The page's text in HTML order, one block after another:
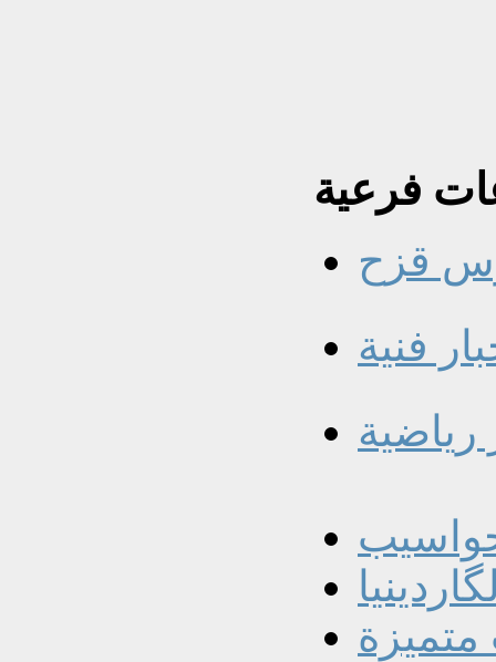
فرعية
قزح
فنية
رياضية
متميزة